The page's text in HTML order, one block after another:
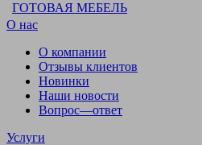
ГОТОВАЯ МЕБЕЛЬ
О нас
О компании
Отзывы клиентов
Новинки
Наши новости
Вопрос—ответ
Услуги